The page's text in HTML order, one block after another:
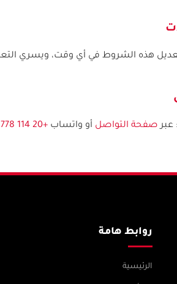
هذه الشروط في أي وقت، ويسري
صفحة التواصل أو واتساب +20 114 778 8979
روابط هامة
الرئيسية